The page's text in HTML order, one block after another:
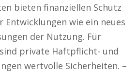
bieten finanziellen Schutz
Entwicklungen wie ein neues
der Nutzung. Für
private Haftpflicht- und
wertvolle Sicherheiten. –